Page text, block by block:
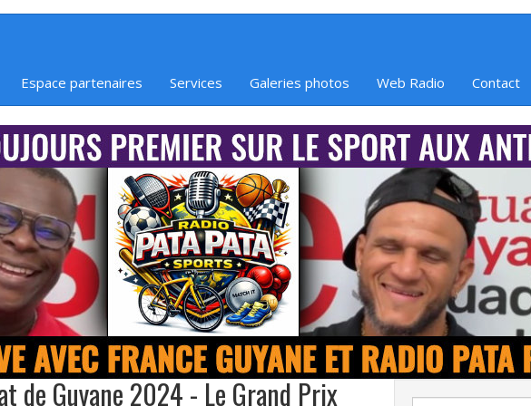
Espace partenaires Services Galeries photos Web Radio Contact
de Guyane 2024 - Le Grand Prix